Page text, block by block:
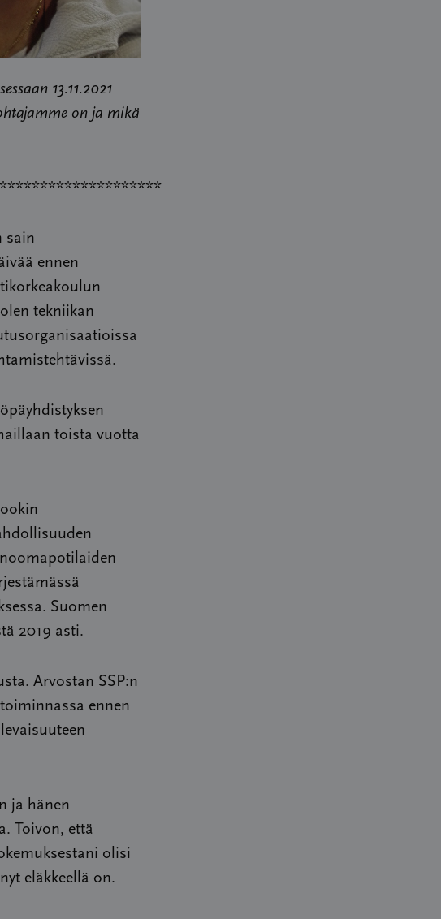
13.11.2021
on ja mikä
sain
ennen
tekniikan
toista vuotta
Suomen
2019 asti.
Arvostan SSP:n
ennen
ja hänen
Toivon, että
olisi
eläkkeellä on.